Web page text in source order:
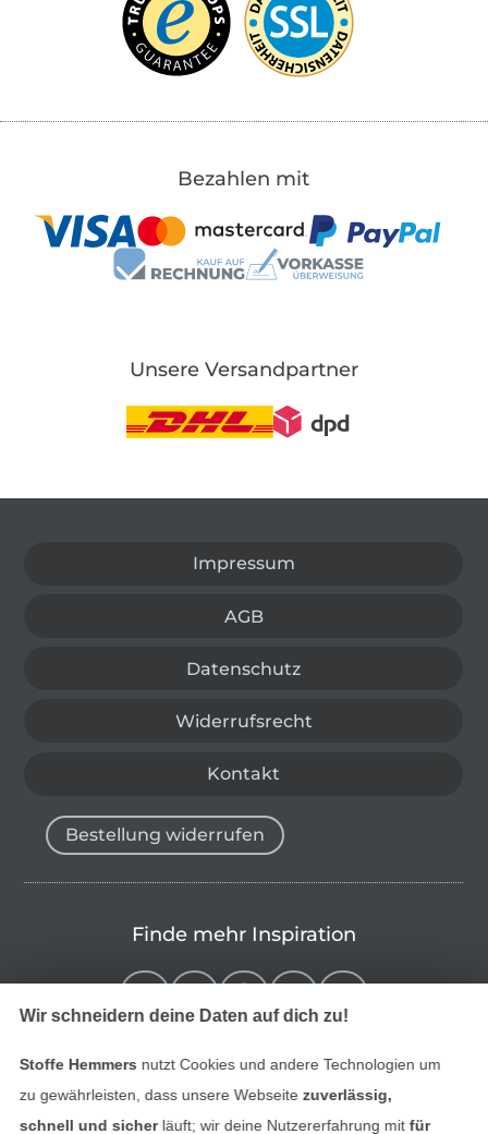
Bezahlen mit
Unsere Versandpartner
Impressum
AGB
Datenschutz
Widerrufsrecht
Kontakt
Bestellung widerrufen
Finde mehr Inspiration
Wir schneidern deine Daten auf dich zu!
Stoffe Hemmers nutzt Cookies und andere Technologien um
zu gewährleisten, dass unsere Webseite zuverlässig,
schnell und sicherläuft; wir deine Nutzererfahrung mitfür